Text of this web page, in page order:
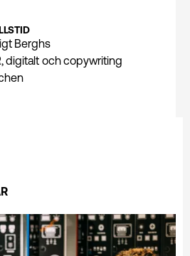
Berghs
digitalt och copywriting